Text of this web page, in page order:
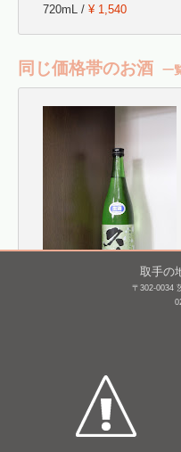
720mL / ¥ 1,540
同じ価格帯のお酒 一
久礼 純米 おりがらみ本
取手の
〒302-0034